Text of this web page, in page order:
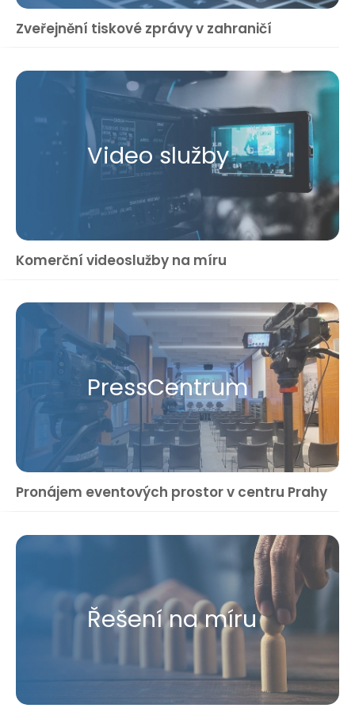
Zveřejnění tiskové zprávy v zahraničí
Video služby
Komerční videoslužby na míru
Press​Centrum
Pronájem eventových prostor v centru Prahy
Řešení na míru